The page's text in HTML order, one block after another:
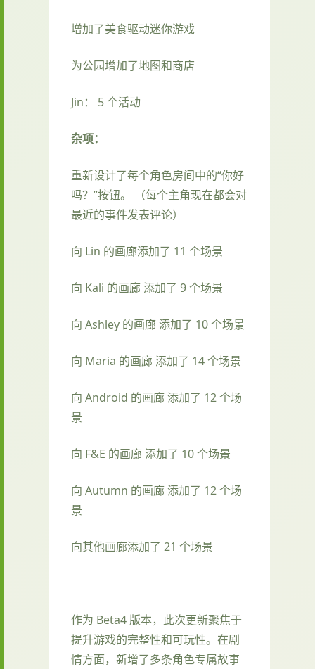
增加了美食驱动迷你游戏
为公园增加了地图和商店
Jin： 5 个活动
杂项：
重新设计了每个角色房间中的“你好
吗？”按钮。 （每个主角现在都会对
最近的事件发表评论）
向 Lin 的画廊添加了 11 个场景
向 Kali 的画廊 添加了 9 个场景
向 Ashley 的画廊 添加了 10 个场景
向 Maria 的画廊 添加了 14 个场景
向 Android 的画廊 添加了 12 个场
景
向 F&E 的画廊 添加了 10 个场景
向 Autumn 的画廊 添加了 12 个场
景
向其他画廊添加了 21 个场景
作为 Beta4 版本，此次更新聚焦于
提升游戏的完整性和可玩性。在剧
情方面，新增了多条角色专属故事